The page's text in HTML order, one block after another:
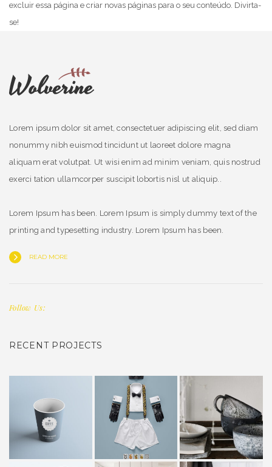
excluir essa página e criar novas páginas para o seu conteúdo. Divirta-
se!
Lorem ipsum dolor sit amet, consectetuer adipiscing elit, sed diam
nonummy nibh euismod tincidunt ut laoreet dolore magna
aliquam erat volutpat. Ut wisi enim ad minim veniam, quis nostrud
exerci tation ullamcorper suscipit lobortis nisl ut aliquip..
Lorem Ipsum has been. Lorem Ipsum is simply dummy text of the
printing and typesetting industry. Lorem Ipsum has been.
READ MORE
Follow Us:
RECENT PROJECTS